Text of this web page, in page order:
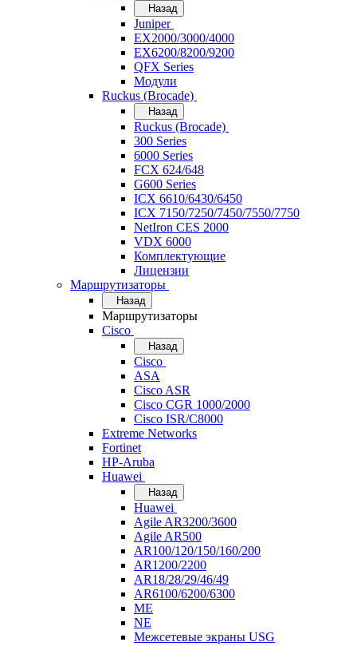
Назад
Juniper
EX2000/3000/4000
EX6200/8200/9200
QFX Series
Модули
Ruckus (Brocade)
Назад
Ruckus (Brocade)
300 Series
6000 Series
FCX 624/648
G600 Series
ICX 6610/6430/6450
ICX 7150/7250/7450/7550/7750
NetIron CES 2000
VDX 6000
Комплектующие
Лицензии
Маршрутизаторы
Назад
Маршрутизаторы
Cisco
Назад
Cisco
ASA
Cisco ASR
Cisco CGR 1000/2000
Cisco ISR/С8000
Extreme Networks
Fortinet
HP-Aruba
Huawei
Назад
Huawei
Agile AR3200/3600
Agile AR500
AR100/120/150/160/200
AR1200/2200
AR18/28/29/46/49
AR6100/6200/6300
ME
NE
Межсетевые экраны USG